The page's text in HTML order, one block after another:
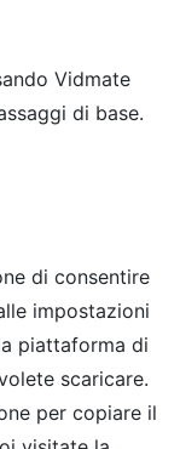
Vidmate
di base.
di consentire
impostazioni
piattaforma di
scaricare.
per copiare il